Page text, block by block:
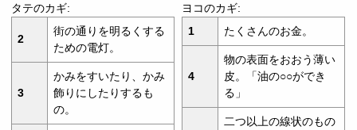
タテのカギ:
2
街の通りを明るくする
ための電灯。
3
かみをすいたり、かみ
飾りにしたりするも
の。
ヨコのカギ:
1
たくさんのお金。
4
物の表面をおおう薄い
皮。「油の○○ができ
る」
二つ以上の線状のもの